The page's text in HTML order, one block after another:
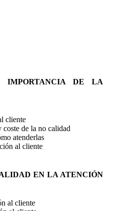
IMPORTANCIA DE LA
cliente
de la no calidad
atenderlas
al cliente
EN LA ATENCIÓN
al cliente